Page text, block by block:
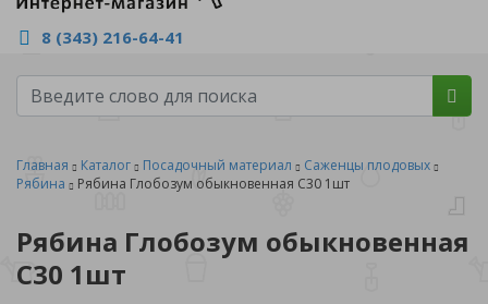
8 (343) 216-64-41
Главная Каталог Посадочный материал
Саженцы плодовых
Рябина
Рябина Глобозум обыкновенная С30 1шт
Рябина Глобозум обыкновенная
С30 1шт